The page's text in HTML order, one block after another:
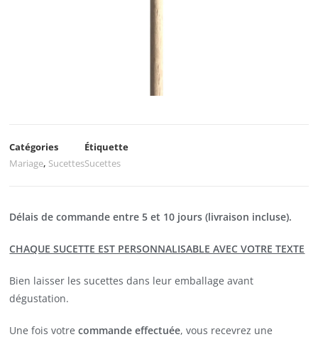
Catégories
Mariage, Sucettes
Étiquette
Sucettes
Délais de commande entre 5 et 10 jours (livraison incluse).
CHAQUE SUCETTE EST PERSONNALISABLE AVEC VOTRE TEXTE
Bien laisser les sucettes dans leur emballage avant
dégustation.
Une fois votrecommande effectuée, vous recevrez une